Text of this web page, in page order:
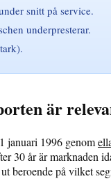
snitt på service.
underpresterar.
är
januari 1996 genom
30 år är
beroende på vilket